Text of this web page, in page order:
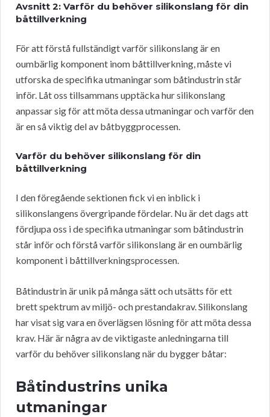
Avsnitt 2: Varför du behöver silikonslang för din
båttillverkning
För att förstå fullständigt varför silikonslang är en
oumbärlig komponent inom båttillverkning, måste vi
utforska de specifika utmaningar som båtindustrin står
inför. Låt oss tillsammans upptäcka hur silikonslang
anpassar sig för att möta dessa utmaningar och varför den
är en så viktig del av båtbyggprocessen.
Varför du behöver silikonslang för din
båttillverkning
I den föregående sektionen fick vi en inblick i
silikonslangens övergripande fördelar. Nu är det dags att
fördjupa oss i de specifika utmaningar som båtindustrin
står inför och förstå varför silikonslang är en oumbärlig
komponent i båttillverkningsprocessen.
Båtindustrin är unik på många sätt och utsätts för ett
brett spektrum av miljö- och prestandakrav. Silikonslang
har visat sig vara en överlägsen lösning för att möta dessa
krav. Här är några av de viktigaste anledningarna till
varför du behöver silikonslang när du bygger båtar:
Båtindustrins unika
utmaningar